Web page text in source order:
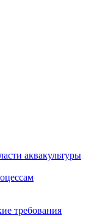
аквакультуры
требования